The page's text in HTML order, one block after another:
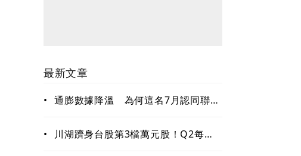
最新文章
• 通膨數據降溫 為何這名7月認同聯準
升息？
•
川湖躋身台股第3檔萬元股！Q2每股